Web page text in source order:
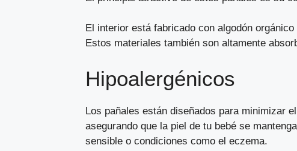
El interior está fabricado con algodón
Estos materiales también son altamente
Hipoalergénicos
Los pañales están diseñados para minimizar
asegurando que la piel de tu bebé se
sensible o condiciones como el eczema.